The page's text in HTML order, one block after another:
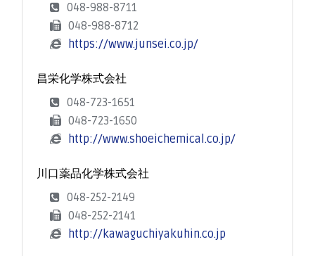
048-988-8711
048-988-8712
https://www.junsei.co.jp/
昌栄化学株式会社
048-723-1651
048-723-1650
http://www.shoeichemical.co.jp/
川口薬品化学株式会社
048-252-2149
048-252-2141
http://kawaguchiyakuhin.co.jp